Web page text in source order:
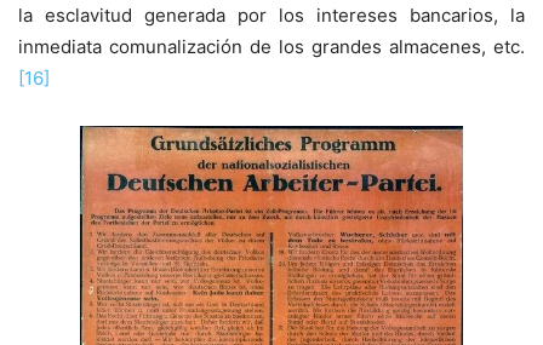
la esclavitud generada por los intereses bancarios, la
inmediata comunalización de los grandes almacenes, etc.
[16]